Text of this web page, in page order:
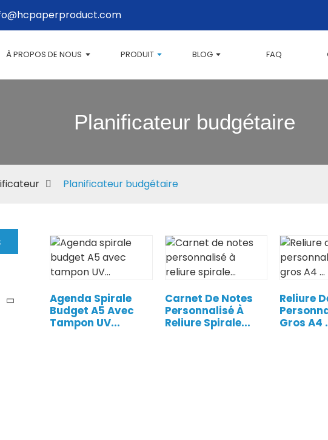
À PROPOS DE NOUS PRODUIT BLOG FAQ
Planificateur budgétaire
Planificateur budgétaire
Agenda Spirale
Budget A5 Avec
Tampon UV...
Carnet De Notes
Personnalisé À
Reliure Spirale...
Reliure
Gros A4